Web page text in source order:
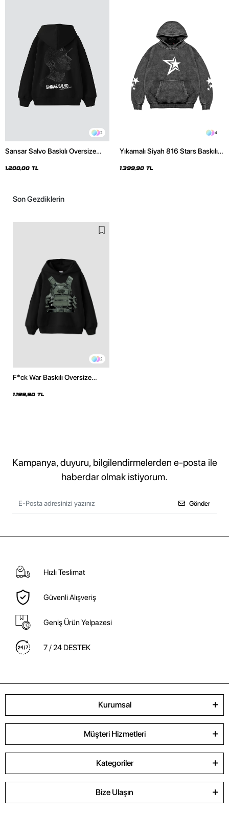
2
Sansar Salvo Baskılı Oversize
1.200,00 TL
4
Yıkamalı Siyah 816 Stars Baskılı
1.399,90 TL
Son Gezdiklerin
2
F*ck War Baskılı Oversize
1.199,90 TL
Kampanya, duyuru, bilgilendirmelerden e-posta ile
haberdar olmak istiyorum.
Gönder
Hızlı Teslimat
Güvenli Alışveriş
Geniş Ürün Yelpazesi
7 / 24 DESTEK
Kurumsal
Müşteri Hizmetleri
Kategoriler
Bize Ulaşın